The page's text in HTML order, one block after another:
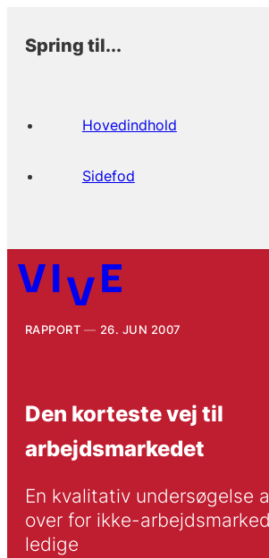
Spring til...
Hovedindhold
Sidefod
RAPPORT 26. JUN 2007
Den korteste vej til
arbejdsmarkedet
En kvalitativ undersøgelse
over for ikke-
ledige